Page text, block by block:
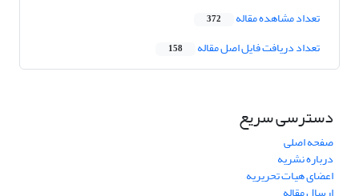
تعداد مشاهده مقاله 372
تعداد دریافت فایل اصل مقاله 158
دسترسی سریع
صفحه اصلی
درباره نشریه
اعضای هیات تحریریه